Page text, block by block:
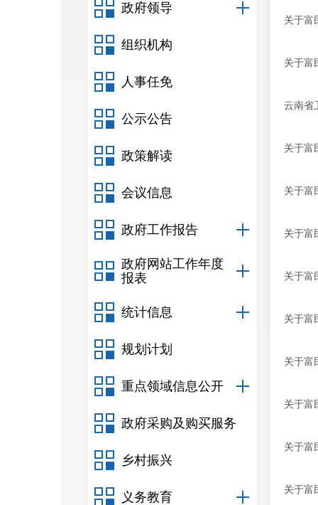
政府领导
组织机构
人事任免
公示公告
政策解读
会议信息
政府工作报告
政府网站工作年度
报表
统计信息
规划计划
重点领域信息公开
政府采购及购买服务
乡村振兴
义务教育
关于富
关于富
云南省
关于富
关于富
关于富
关于富
关于富
关于富
关于富
关于富
关于富